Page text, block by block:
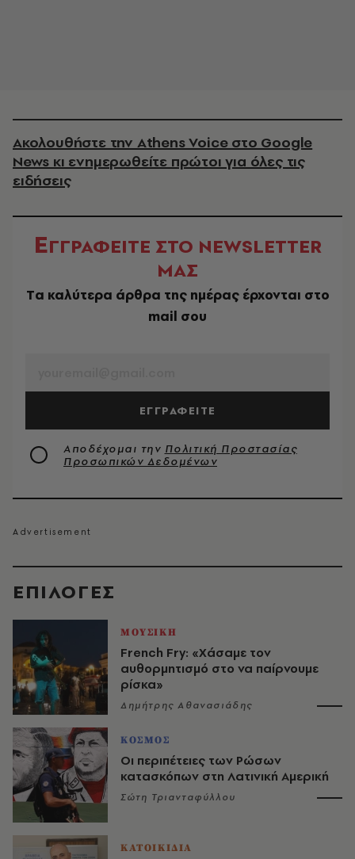
EΠΙΛΟΓΈΣ
ΜΟΥΣΙΚΗ
French Fry: «Χάσαμε τον
αυθορμητισμό στο να παίρνουμε
ρίσκα»
Δημήτρης Αθανασιάδης
ΚΟΣΜΟΣ
Οι περιπέτειες των Ρώσων
κατασκόπων στη Λατινική Αμερική
Σώτη Τριανταφύλλου
ΚΑΤΟΙΚΙΔΙΑ
Ακολουθήστε την Athens Voice στο Google
News κι ενημερωθείτε πρώτοι για όλες τις
ειδήσεις
ΕΓΓΡΑΦΕΙΤΕ ΣΤΟ NEWSLETTER
ΜΑΣ
Tα καλύτερα άρθρα της ημέρας έρχονται στο
mail σου
ΕΓΓΡΑΦΕΙΤΕ
Αποδέχομαι την Πολιτική Προστασίας
Προσωπικών Δεδομένων